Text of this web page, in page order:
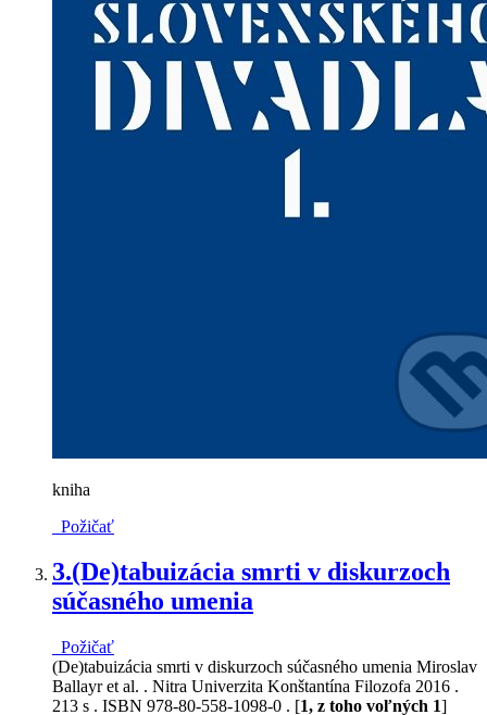
kniha
Požičať
3.(De)tabuizácia smrti v diskurzoch
súčasného umenia
Požičať
(De)tabuizácia smrti v diskurzoch súčasného umenia Miroslav
Ballayr et al. . Nitra Univerzita Konštantína Filozofa 2016 .
213 s . ISBN 978-80-558-1098-0 . [1, z toho voľných 1]